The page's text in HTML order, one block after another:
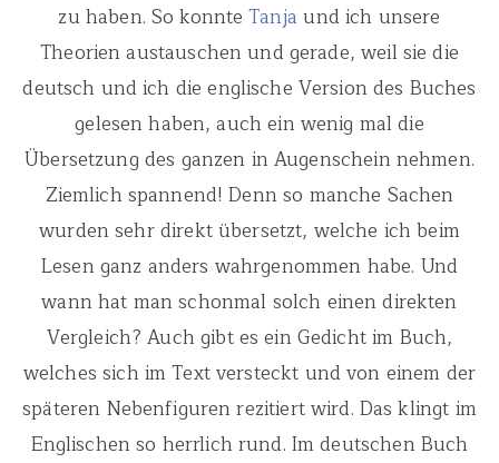
zu haben. So konnteTanjaund ich unsere
Theorien austauschen und gerade, weil sie die
deutsch und ich die englische Version des Buches
gelesen haben, auch ein wenig mal die
Übersetzung des ganzen in Augenschein nehmen.
Ziemlich spannend! Denn so manche Sachen
wurden sehr direkt übersetzt, welche ich beim
Lesen ganz anders wahrgenommen habe. Und
wann hat man schonmal solch einen direkten
Vergleich? Auch gibt es ein Gedicht im Buch,
welches sich im Text versteckt und von einem der
späteren Nebenfiguren rezitiert wird. Das klingt im
Englischen so herrlich rund. Im deutschen Buch